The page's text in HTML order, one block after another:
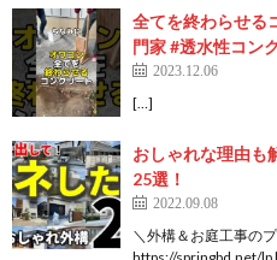
全てを終わらせる
門家 #透水性コン
2023.12.06
[…]
おしゃれな理由も
25選！
2022.09.08
＼外構＆お庭工事の